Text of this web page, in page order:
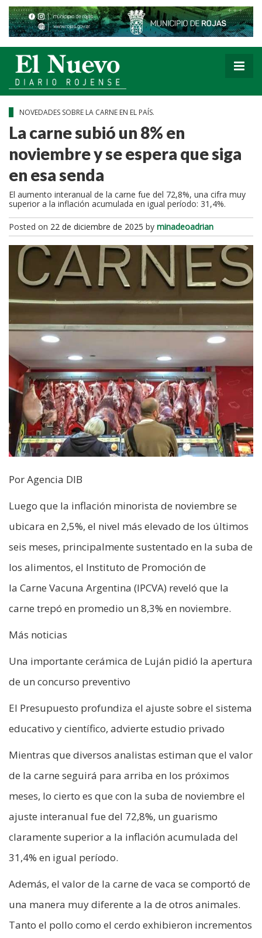
NOVEDADES SOBRE LA CARNE EN EL PAÍS.
La carne subió un 8% en
noviembre y se espera que siga
en esa senda
El aumento interanual de la carne fue del 72,8%, una cifra muy
superior a la inflación acumulada en igual período: 31,4%.
Posted on 22 de diciembre de 2025 by minadeoadrian
Por Agencia DIB
Luego que la inflación minorista de noviembre se
ubicara en 2,5%, el nivel más elevado de los últimos
seis meses, principalmente sustentado en la suba de
los alimentos, el Instituto de Promoción de
la Carne Vacuna Argentina (IPCVA) reveló que la
carne trepó en promedio un 8,3% en noviembre.
Más noticias
Una importante cerámica de Luján pidió la apertura
de un concurso preventivo
El Presupuesto profundiza el ajuste sobre el sistema
educativo y científico, advierte estudio privado
Mientras que diversos analistas estiman que el valor
de la carne seguirá para arriba en los próximos
meses, lo cierto es que con la suba de noviembre el
ajuste interanual fue del 72,8%, un guarismo
claramente superior a la inflación acumulada del
31,4% en igual período.
Además, el valor de la carne de vaca se comportó de
una manera muy diferente a la de otros animales.
Tanto el pollo como el cerdo exhibieron incrementos